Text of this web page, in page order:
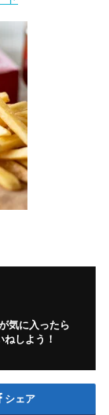
気に入ったら
ねしよう！
シェア